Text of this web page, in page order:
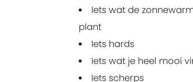
Iets wat de
plant
Iets hards
Iets wat je heel mooi
Iets scherps